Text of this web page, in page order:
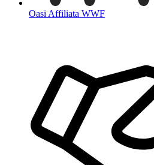
Oasi Affiliata WWF